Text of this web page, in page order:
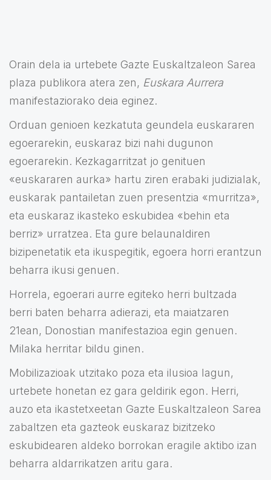
Orain dela ia urtebete Gazte Euskaltzaleon Sarea
plaza publikora atera zen, Euskara Aurrera
manifestaziorako deia eginez.
Orduan genioen kezkatuta geundela euskararen
egoerarekin, euskaraz bizi nahi dugunon
egoerarekin. Kezkagarritzat jo genituen
«euskararen aurka» hartu ziren erabaki judizialak,
euskarak pantailetan zuen presentzia «murritza»,
eta euskaraz ikasteko eskubidea «behin eta
berriz» urratzea. Eta gure belaunaldiren
bizipenetatik eta ikuspegitik, egoera horri erantzun
beharra ikusi genuen.
Horrela, egoerari aurre egiteko herri bultzada
berri baten beharra adierazi, eta maiatzaren
21ean, Donostian manifestazioa egin genuen.
Milaka herritar bildu ginen.
Mobilizazioak utzitako poza eta ilusioa lagun,
urtebete honetan ez gara geldirik egon. Herri,
auzo eta ikastetxeetan Gazte Euskaltzaleon Sarea
zabaltzen eta gazteok euskaraz bizitzeko
eskubidearen aldeko borrokan eragile aktibo izan
beharra aldarrikatzen aritu gara.